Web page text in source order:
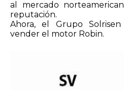
al mercado
reputación.
Ahora, el Grupo
vender el motor Robin.